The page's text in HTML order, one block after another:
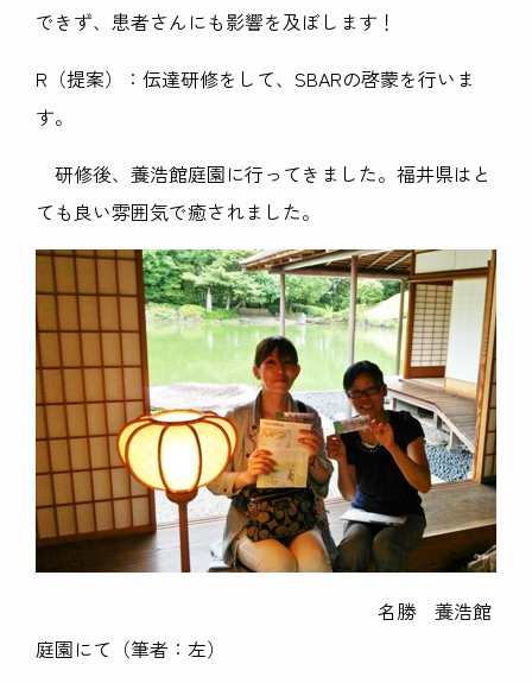
できず、患者さんにも影響を及ぼします！
R（提案）：伝達研修をして、SBARの啓蒙を行いま
す。
研修後、養浩館庭園に行ってきました。福井県はと
ても良い雰囲気で癒されました。
名勝 養浩館
庭園にて（筆者：左）